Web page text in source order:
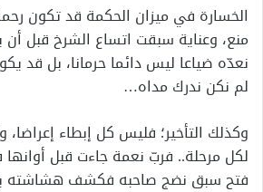
الخسارة في ميزان الحكمة قد تكون
منع، وعناية سبقت اتساع الشرخ قبل أن
نعدّه ضياعا ليس دائما حرمانا، بل قد
لم نكن ندرك مداه…
وكذلك التأخير؛ فليس كل إبطاء
لكل مرحلة.. فربّ نعمة جاءت قبل أوانها
فتح سبق نضج صاحبه فكشف هشاشته